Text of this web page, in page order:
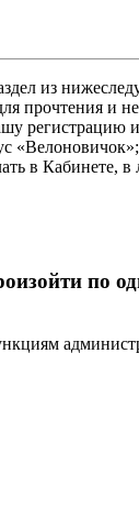
из
прочтения
регистрацию
в Кабинете,
по